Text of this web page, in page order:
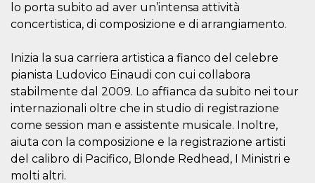
lo porta subito ad aver un’intensa attività
concertistica, di composizione e di arrangiamento.
Inizia la sua carriera artistica a fianco del celebre
pianista Ludovico Einaudi con cui collabora
stabilmente dal 2009. Lo affianca da subito nei tour
internazionali oltre che in studio di registrazione
come session man e assistente musicale. Inoltre,
aiuta con la composizione e la registrazione artisti
del calibro di Pacifico, Blonde Redhead, I Ministri e
molti altri.
proporcionar
maliciosos.
wordpress_test_cookie
Automattic
Inc.
.oooh.events
Sesión
con Wordpress.
Comprueba si el
navegador tiene
habilitadas las
cookies
PHPSESSID
PHP.net
oooh.events
Sesión
Cookie
generada por